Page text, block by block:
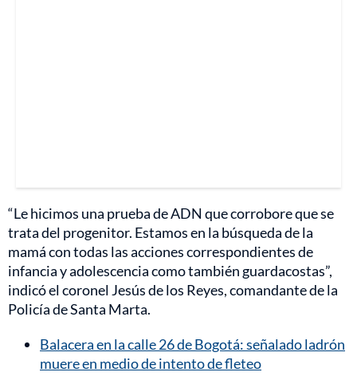
“Le hicimos una prueba de ADN que corrobore que se
trata del progenitor. Estamos en la búsqueda de la
mamá con todas las acciones correspondientes de
infancia y adolescencia como también guardacostas”,
indicó el coronel Jesús de los Reyes, comandante de la
Policía de Santa Marta.
Balacera en la calle 26 de Bogotá: señalado ladrón
muere en medio de intento de fleteo